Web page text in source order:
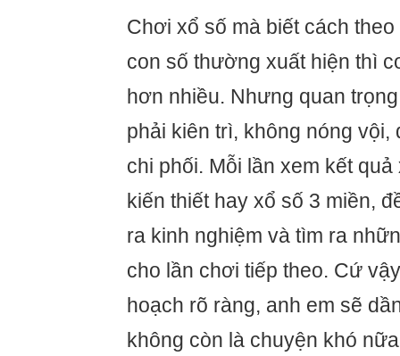
Chơi xổ số mà biết cách
con số thường xuất hiện thì
hơn nhiều. Nhưng quan
phải kiên trì, không nóng vội,
chi phối. Mỗi lần xem kết
kiến thiết hay xổ số 3 miền,
ra kinh nghiệm và tìm ra
cho lần chơi tiếp theo. Cứ
hoạch rõ ràng, anh em sẽ
không còn là chuyện khó